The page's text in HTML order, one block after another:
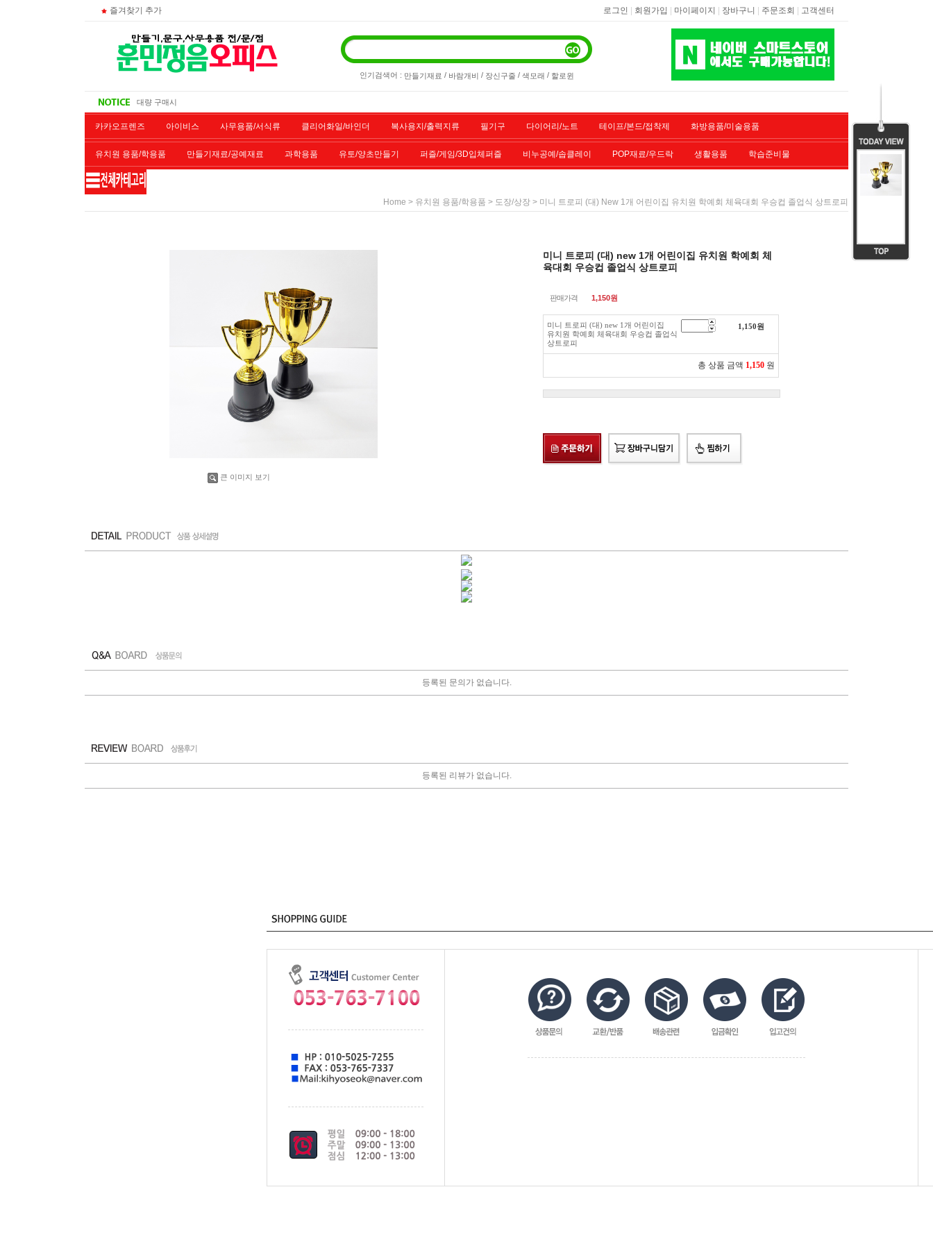
즐겨찾기 추가 로그인 | 회원가입 | 마이페이지 | 장바구니 | 주문조회 | 고객센터
인기검색어 : 만들기재료 / 바람개비 / 장신구줄 / 색모래 / 할로윈
비회원 영수증 출력방법
대량 구매시
카카오프렌즈 아이비스 사무용품/서식류 클리어화일/바인더 복사용지/출력지류 필기구 다이어리/노트 테이프/본드/접착제 화방용품/미술용품
유치원 용품/학용품 만들기재료/공예재료 과학용품 유토/양초만들기 퍼즐/게임/3D입체퍼즐 비누공예/솝클레이 POP재료/우드락 생활용품 학습준비물
재단/제본/코팅
Home > 유치원 용품/학용품 > 도장/상장 > 미니 트로피 (대) New 1개 어린이집 유치원 학예회 체육대회 우승컵 졸업식 상트로피
큰 이미지 보기
미니 트로피 (대) new 1개 어린이집 유치원 학예회 체
육대회 우승컵 졸업식 상트로피
판매가격 1,150원
미니 트로피 (대) new 1개 어린이집
유치원 학예회 체육대회 우승컵 졸업식
상트로피
1,150원
총 상품 금액 1,150 원
등록된 문의가 없습니다.
등록된 리뷰가 없습니다.